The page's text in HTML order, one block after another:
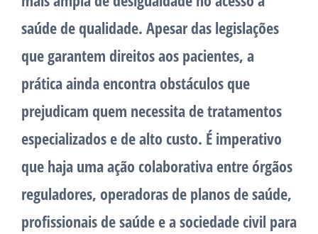
saúde de qualidade. Apesar das legislações
que garantem direitos aos pacientes, a
prática ainda encontra obstáculos que
prejudicam quem necessita de tratamentos
especializados e de alto custo. É imperativo
que haja uma ação colaborativa entre órgãos
reguladores, operadoras de planos de saúde,
profissionais de saúde e a sociedade civil para